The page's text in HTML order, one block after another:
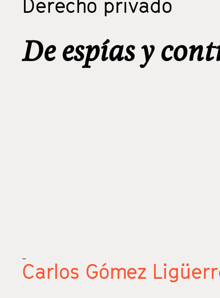
Derecho privado
De espías y
_
Carlos Gómez